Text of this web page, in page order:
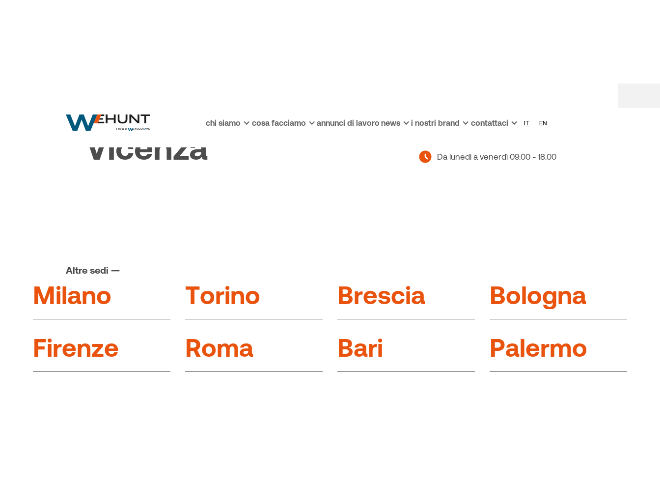
chi siamo cosa facciamo annunci di lavoro news i nostri brand contattaci IT EN
Vicenza
Da lunedì a venerdì 09.00 - 18.00
Altre sedi —
Milano Torino Brescia Bologna
Firenze Roma Bari Palermo